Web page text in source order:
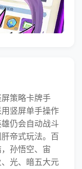
策略卡牌手
用竖屏单手操作
仍会自动战斗
帝式玩法。百
孙悟空、宙
光、暗五大元